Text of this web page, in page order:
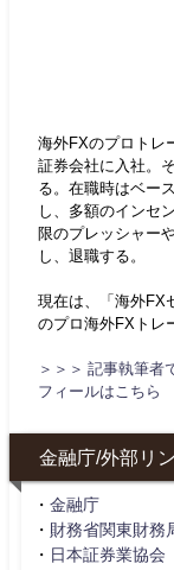
海外FXのプロトレ
証券会社に入社。
る。在職時はベー
し、多額のインセ
限のプレッシャー
し、退職する。
現在は、「海外FX
のプロ海外FXトレ
＞＞＞ 記事執筆者
フィールはこちら
金融庁/外部リ
・ 金融庁
・ 財務省関東財務
・ 日本証券業協会